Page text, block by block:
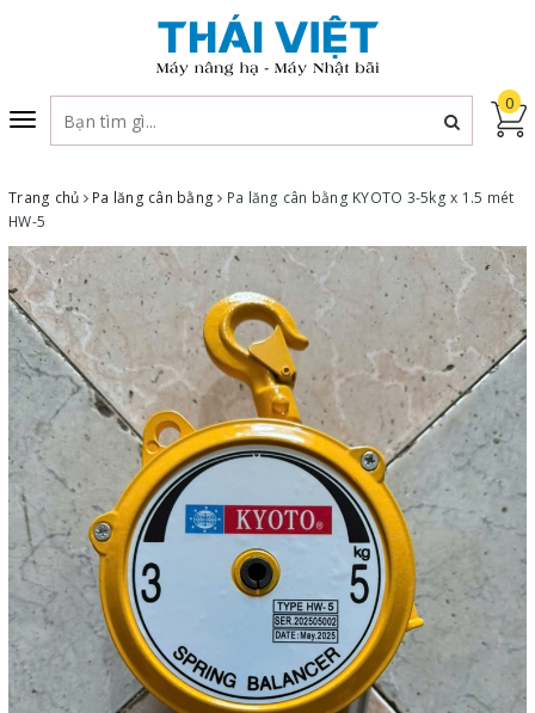
Toggle
navigation
0
Trang chủ Pa lăng cân bằng
Pa lăng cân bằng KYOTO 3-5kg x 1.5 mét
HW-5